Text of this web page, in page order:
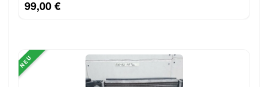
99,00 €
NEU